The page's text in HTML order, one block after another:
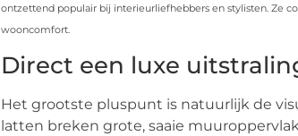
ontzettend populair bij interieurliefhebbers en stylisten. Ze
wooncomfort.
Direct een luxe
Het grootste pluspunt is natuurlijk de
latten breken grote, saaie